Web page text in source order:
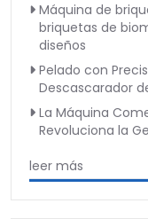
Máquina de
briquetas de
diseños
Pelado con
Descascarador
La Máquina
Revoluciona la
leer más